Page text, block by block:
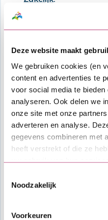
Deze website maakt
We gebruiken cookies (en
content en advertenties te
voor social media te
analyseren. Ook delen we
onze site met onze
adverteren en analyse.
gegevens combineren met
heeft verstrekt of die ze
uw gebruik van hun
Noodzakelijk
Voorkeuren
de lening met
1.500,- en een
Deze worden
Zakelijke lening.
Overige kosten,
financieel
Vragen?
Heb je algemene
aanvraagproces of
contact opnemen
specifieke
beschikbaar is voor